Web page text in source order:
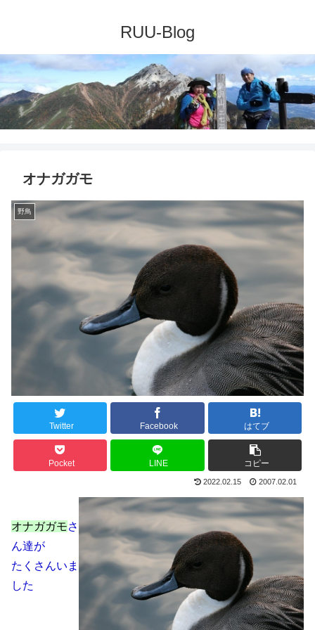
オナガガモ
野鳥
Twitter Facebook はてブ
Pocket LINE コピー
2022.02.15 2007.02.01
オナガガモさ
ん達が
たくさんいま
した